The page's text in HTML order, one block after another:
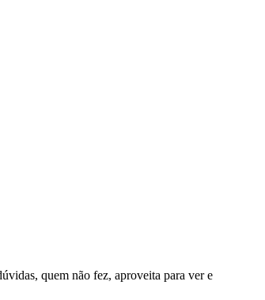
quem não fez, aproveita para ver e